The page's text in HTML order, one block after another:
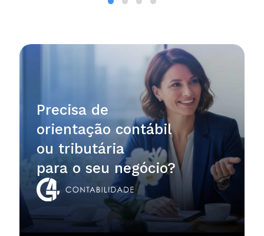
Precisa de
orientação contábil
ou tributária
para o seu negócio?